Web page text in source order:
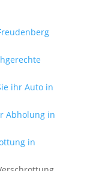
ihr Auto in
Abholung in
in